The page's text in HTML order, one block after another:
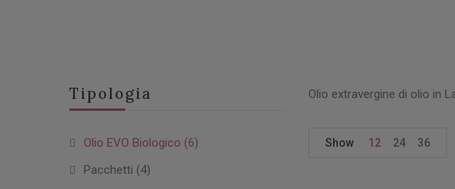
Tipologia
Olio EVO Biologico (6)
Pacchetti (4)
Olio extravergine di olio in
Show 12 24 36